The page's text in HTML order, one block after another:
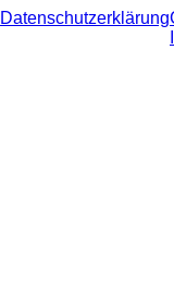
Datenschutzerklärung